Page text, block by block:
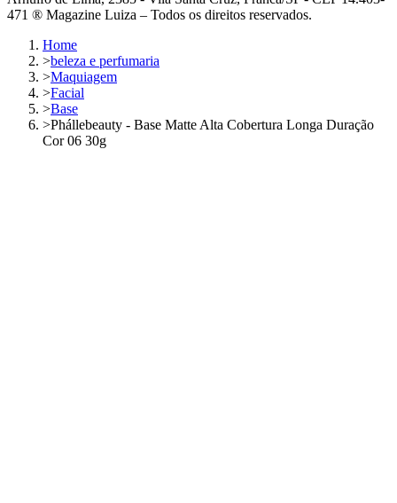
471 ® Magazine Luiza – Todos os direitos reservados.
Home
>beleza e perfumaria
>Maquiagem
>Facial
>Base
>Phállebeauty - Base Matte Alta Cobertura Longa Duração
Cor 06 30g